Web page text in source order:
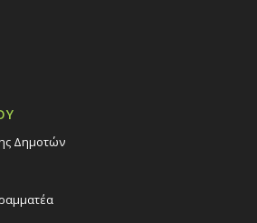
Δημοτών